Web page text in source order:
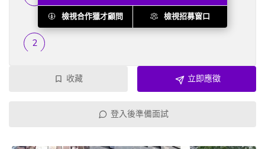
...
檢視合作獵才顧問 檢視招募窗口
收藏 立即應徵
登入後準備面試